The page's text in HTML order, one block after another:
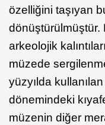
özelliğini taşıyan
dönüştürülmüştür.
arkeolojik
müzede
yüzyılda
dönemindeki
müzenin diğer